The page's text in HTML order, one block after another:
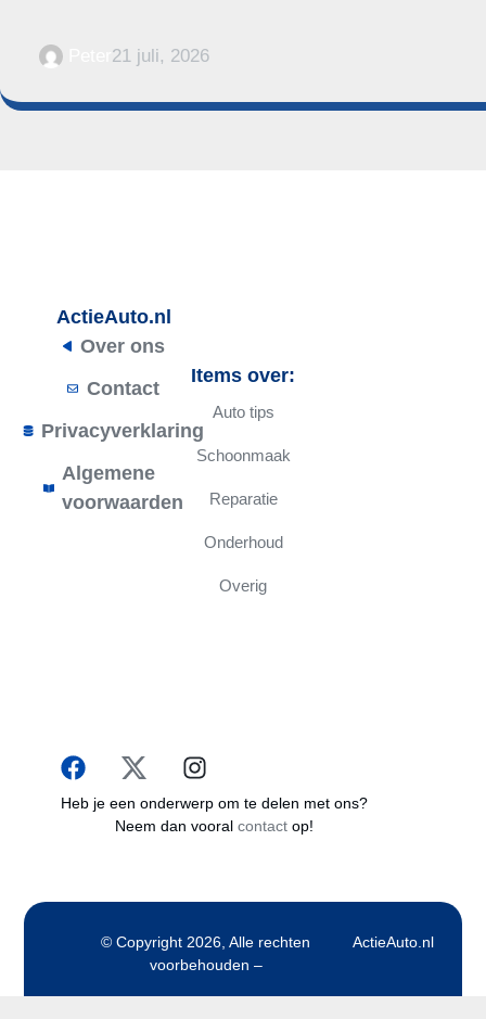
21 juli, 2026
Heb je een onderwerp om te delen met ons?
Neem dan vooral contactop!
ActieAuto.nl
Over ons
Contact
Privacyverklaring
Algemene
voorwaarden
Items over:
Auto tips
Schoonmaak
Reparatie
Onderhoud
Overig
© Copyright 2026, Alle rechten
voorbehouden –
ActieAuto.nl